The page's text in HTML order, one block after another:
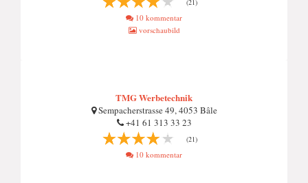
(21)
10 kommentar
vorschaubild
TMG Werbetechnik
Sempacherstrasse 49, 4053 Bâle
+41 61 313 33 23
(21)
10 kommentar